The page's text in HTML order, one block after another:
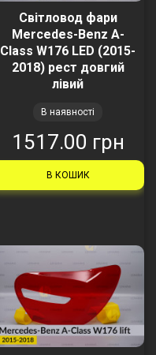
Світловод фари
Mercedes-Benz A-
Class W176 LED (2015-
2018) рест довгий
лівий
В наявності
1517.00 грн
В КОШИК